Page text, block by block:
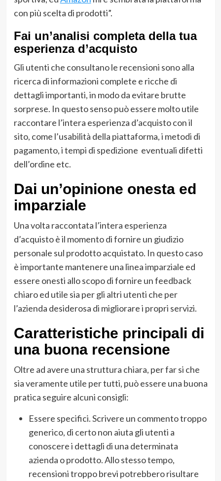
con più scelta di prodotti”.
Fai un’analisi completa della tua
esperienza d’acquisto
Gli utenti che consultano le recensioni sono alla
ricerca di informazioni complete e ricche di
dettagli importanti, in modo da evitare brutte
sorprese. In questo senso può essere molto utile
raccontare l’intera esperienza d’acquisto con il
sito, come l’usabilità della piattaforma, i metodi di
pagamento, i tempi di spedizione eventuali difetti
dell’ordine etc.
Dai un’opinione onesta ed
imparziale
Una volta raccontata l’intera esperienza
d’acquisto è il momento di fornire un giudizio
personale sul prodotto acquistato. In questo caso
è importante mantenere una linea imparziale ed
essere onesti allo scopo di fornire un feedback
chiaro ed utile sia per gli altri utenti che per
l’azienda desiderosa di migliorare i propri servizi.
Caratteristiche principali di
una buona recensione
Oltre ad avere una struttura chiara, per far si che
sia veramente utile per tutti, può essere una buona
pratica seguire alcuni consigli:
Essere specifici. Scrivere un commento troppo
generico, di certo non aiuta gli utenti a
conoscere i dettagli di una determinata
azienda o prodotto. Allo stesso tempo,
recensioni troppo brevi potrebbero risultare